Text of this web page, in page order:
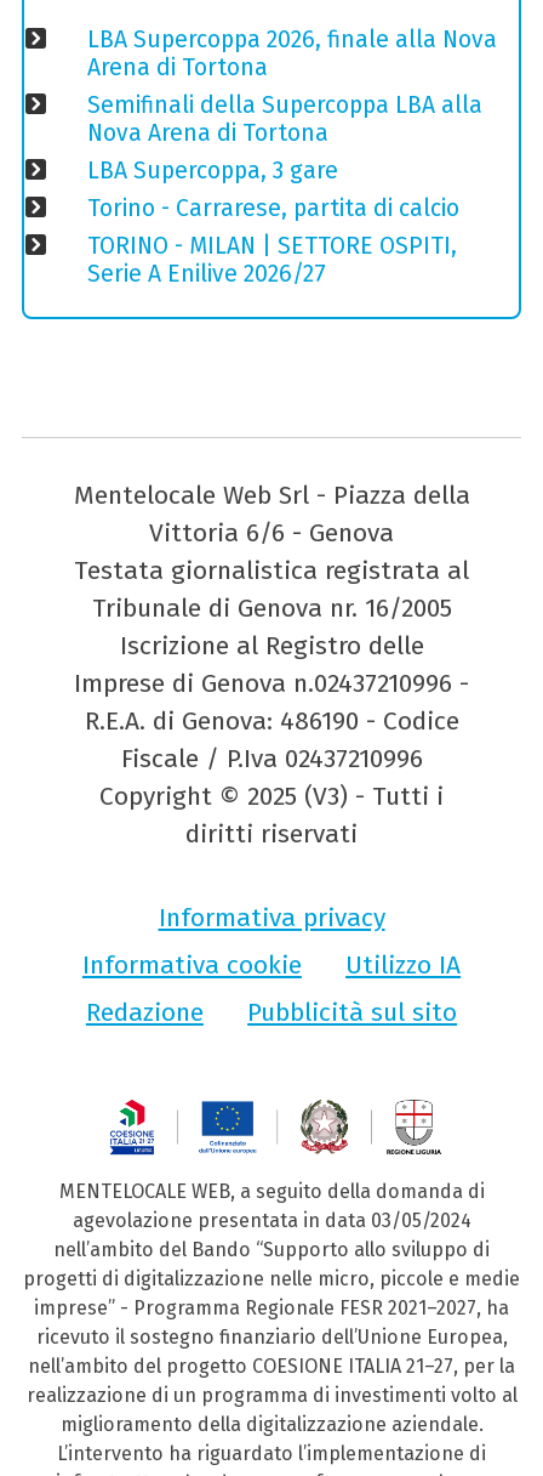
LBA Supercoppa 2026, finale alla Nova
Arena di Tortona
Semifinali della Supercoppa LBA alla
Nova Arena di Tortona
LBA Supercoppa, 3 gare
Torino - Carrarese, partita di calcio
TORINO - MILAN | SETTORE OSPITI,
Serie A Enilive 2026/27
Mentelocale Web Srl - Piazza della
Vittoria 6/6 - Genova
Testata giornalistica registrata al
Tribunale di Genova nr. 16/2005
Iscrizione al Registro delle
Imprese di Genova n.02437210996 -
R.E.A. di Genova: 486190 - Codice
Fiscale / P.Iva 02437210996
Copyright © 2025 (V3) - Tutti i
diritti riservati
Informativa privacy
Informativa cookie
Utilizzo IA
Redazione
Pubblicità sul sito
MENTELOCALE WEB, a seguito della domanda di
agevolazione presentata in data 03/05/2024
nell’ambito del Bando “Supporto allo sviluppo di
progetti di digitalizzazione nelle micro, piccole e medie
imprese” - Programma Regionale FESR 2021–2027, ha
ricevuto il sostegno finanziario dell’Unione Europea,
nell’ambito del progetto COESIONE ITALIA 21–27, per la
realizzazione di un programma di investimenti volto al
miglioramento della digitalizzazione aziendale.
L’intervento ha riguardato l’implementazione di